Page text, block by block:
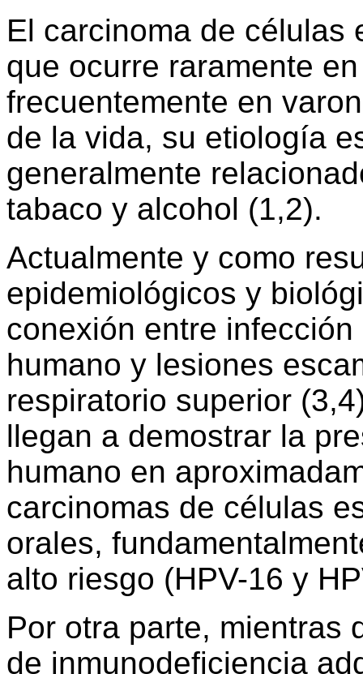
El carcinoma de células
que ocurre raramente
frecuentemente en
de la vida, su etiología
generalmente
tabaco y alcohol (1,2).
Actualmente y como
epidemiológicos y
conexión entre
humano y lesiones
respiratorio superior
llegan a demostrar la
humano en
carcinomas de células
orales,
alto riesgo (HPV-16 y
Por otra parte, mientras
de inmunodeficiencia